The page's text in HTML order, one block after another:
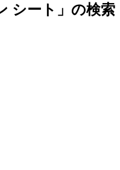
シート」の検索